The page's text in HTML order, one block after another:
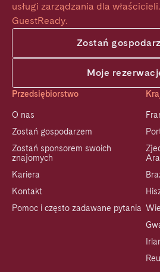
usługi zarządzania dla
GuestReady.
Zostań
Moje
Przedsiębiorstwo
O nas
Zostań gospodarzem
Zostań sponsorem swoich
znajomych
Kariera
Kontakt
Pomoc i często zadawane pytania